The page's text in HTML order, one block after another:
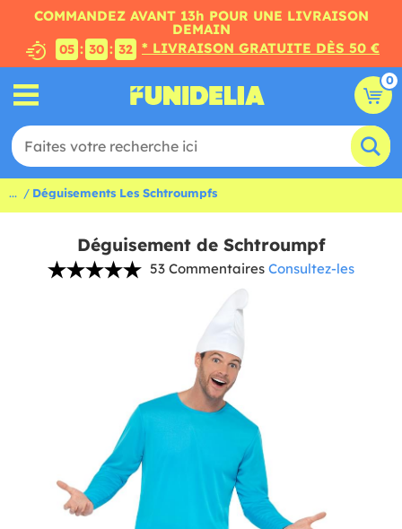
COMMANDEZ AVANT 13h POUR UNE LIVRAISON
DEMAIN
05 : 30 : 31 * LIVRAISON GRATUITE DÈS 50 €
0
... Déguisements Les Schtroumpfs
Déguisement de Schtroumpf
53 Commentaires Consultez-les